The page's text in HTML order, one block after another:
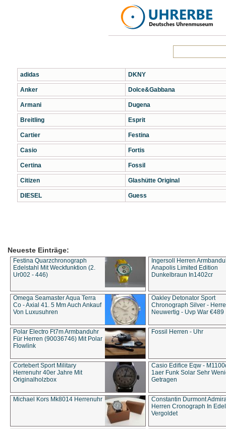
adidas
Anker
Armani
Breitling
Cartier
Casio
Certina
Citizen
DIESEL
DKNY
Dolce&Gabbana
Dugena
Esprit
Festina
Fortis
Fossil
Glashütte Original
Guess
Neueste Einträge:
Festina Quarzchronograph
Edelstahl Mit Weckfunktion (2.
Ur002 - 446)
Ingersoll Herren
Anapolis Limited Edition
Dunkelbraun In1402cr
Omega Seamaster Aqua Terra
Co - Axial 41. 5 Mm Auch Ankauf
Von Luxusuhren
Oakley Detonator Sport
Chronograph Silver -
Neuwertig - Uvp War €489
Polar Electro Ft7m Armbanduhr
Für Herren (90036746) Mit Polar
Flowlink
Fossil Herren - Uhr
Cortebert Sport Military
Herrenuhr 40er Jahre Mit
Originalholzbox
Casio Edifice Eqw -
1aer Funk Solar Sehr
Getragen
Michael Kors Mk8014 Herrenuhr
Constantin Durmont
Herren Cronograph In
Vergoldet